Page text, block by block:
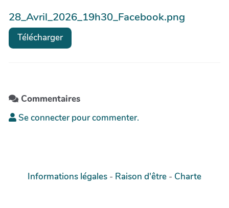
28_Avril_2026_19h30_Facebook.png
Télécharger
Commentaires
Se connecter pour commenter.
Informations légales - Raison d'être - Charte